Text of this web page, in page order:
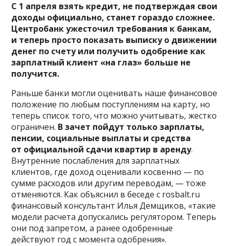
С 1 апреля взять кредит, не подтверждая свои
доходы официально, станет гораздо сложнее.
Центробанк ужесточил требования к банкам,
и теперь просто показать выписку о движении
денег по счету или получить одобрение как
зарплатный клиент «на глаз» больше не
получится.
Раньше банки могли оценивать наше финансовое
положение по любым поступлениям на карту, но
теперь список того, что можно учитывать, жестко
ограничен. В зачет пойдут только зарплаты,
пенсии, социальные выплаты и средства
от официальной сдачи квартир в аренду.
Внутренние послабления для зарплатных
клиентов, где доход оценивали косвенно — по
сумме расходов или другим переводам, — тоже
отменяются. Как объяснил в беседе с rosbalt.ru
финансовый консультант Илья Демщиков, «такие
модели расчета допускались регулятором. Теперь
они под запретом, а ранее одобренные
действуют год с момента одобрения».